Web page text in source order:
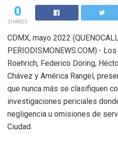
0
SHARES
CDMX, mayo 2022
PERIODISMONEWS.COM).-
Roehrich, Federico Döring,
Chávez y América Rangel,
que nunca más se clasifiquen
investigaciones periciales
negligencia u omisiones de
Ciudad.